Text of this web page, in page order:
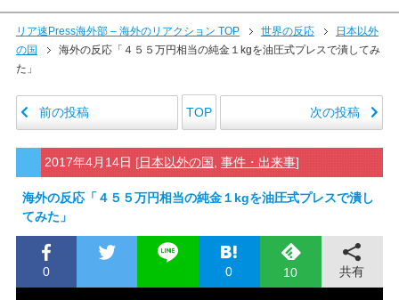
リア速Press海外部 – 海外のリアクション TOP 世界の反応
日本以外
の国
海外の反応「４５５万円相当の純金１kgを油圧式プレスで潰してみ
た」
前の投稿 TOP 次の投稿
2017年4月14日 [日本以外の国, 事件・出来事]
海外の反応「４５５万円相当の純金１kgを油圧式プレスで潰し
てみた」
0 0 10 共有